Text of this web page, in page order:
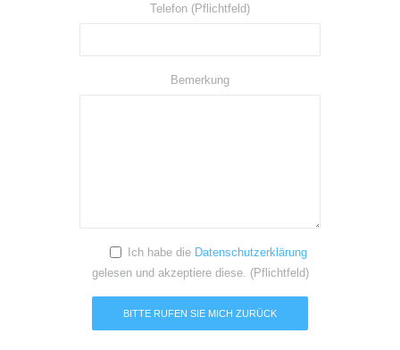
Telefon (Pflichtfeld)
Bemerkung
Ich habe die Datenschutzerklärung
gelesen und akzeptiere diese. (Pflichtfeld)